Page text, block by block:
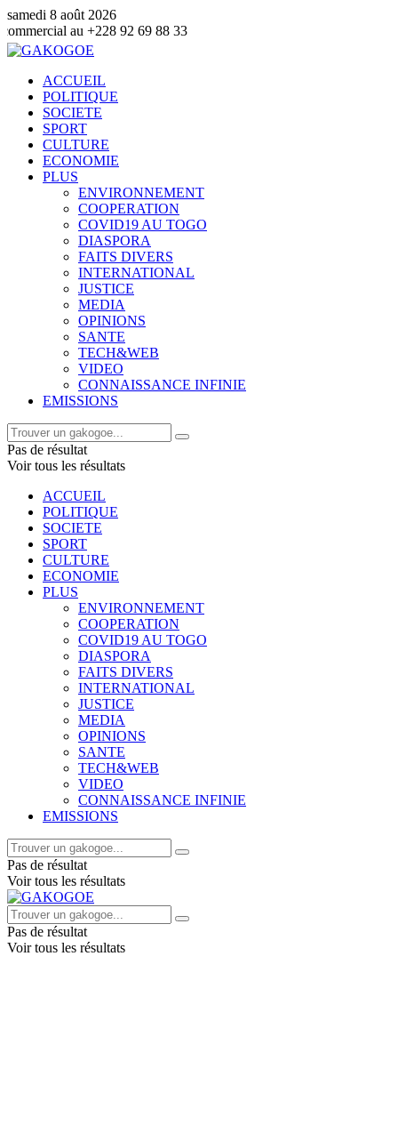
samedi 8 août 2026
92 69 88 33
ACCUEIL
POLITIQUE
SOCIETE
SPORT
CULTURE
ECONOMIE
PLUS
ENVIRONNEMENT
COOPERATION
COVID19 AU TOGO
DIASPORA
FAITS DIVERS
INTERNATIONAL
JUSTICE
MEDIA
OPINIONS
SANTE
TECH&WEB
VIDEO
CONNAISSANCE INFINIE
EMISSIONS
Pas de résultat
Voir tous les résultats
ACCUEIL
POLITIQUE
SOCIETE
SPORT
CULTURE
ECONOMIE
PLUS
ENVIRONNEMENT
COOPERATION
COVID19 AU TOGO
DIASPORA
FAITS DIVERS
INTERNATIONAL
JUSTICE
MEDIA
OPINIONS
SANTE
TECH&WEB
VIDEO
CONNAISSANCE INFINIE
EMISSIONS
Pas de résultat
Voir tous les résultats
Pas de résultat
Voir tous les résultats